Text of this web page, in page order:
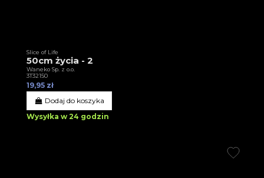
Slice of Life
50cm życia - 2
Waneko Sp. z o.o.
3T32150
19,95 zł
Dodaj do koszyka
Wysyłka w 24 godzin